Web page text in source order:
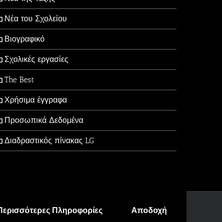
Πληροφορίες Αποδοχή
Νέα του Σχολείου
Βιογραφικό
Σχολικές εργασίες
The Best
Χρήσιμα έγγραφα
Προσωπικά Δεδομένα
Διαδραστικός πίνακας LG